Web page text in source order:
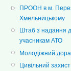
ПРООН в м.
Хмельницькому
Штаб з надання
учасникам АТО
Молодіжний
Цивільний